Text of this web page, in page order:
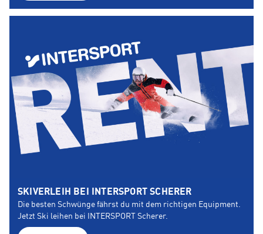
SKIVERLEIH BEI INTERSPORT SCHERER
Die besten Schwünge fährst du mit dem richtigen Equipment.
Jetzt Ski leihen bei INTERSPORT Scherer.